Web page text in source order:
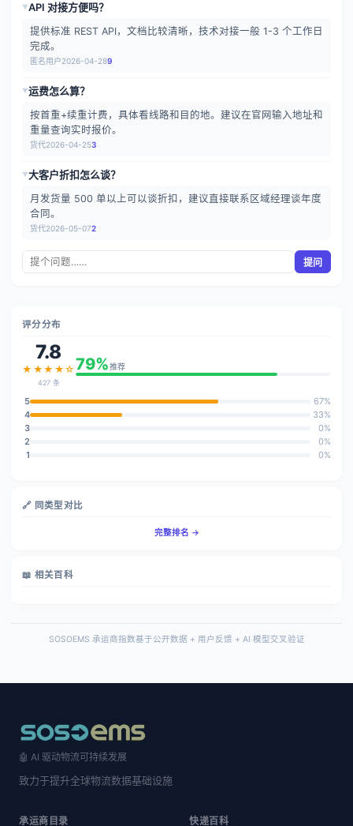
▶API 对接方便吗？
提供标准 REST API，文档比较清晰，技术对接一般 1-3 个工作日
完成。
匿名用户2026-04-289
▶运费怎么算？
按首重+续重计费，具体看线路和目的地。建议在官网输入地址和
重量查询实时报价。
货代2026-04-253
▶大客户折扣怎么谈？
月发货量 500 单以上可以谈折扣，建议直接联系区域经理谈年度
合同。
货代2026-05-072
提问
评分分布
7.8
★★★★☆
427 条
79%推荐
5
67%
4
33%
3
0%
2
0%
1
0%
🔗 同类型对比
完整排名 →
📖 相关百科
SOSOEMS 承运商指数基于公开数据 + 用户反馈 + AI 模型交叉验证
🤖 AI 驱动物流可持续发展
致力于提升全球物流数据基础设施
承运商目录 快递百科